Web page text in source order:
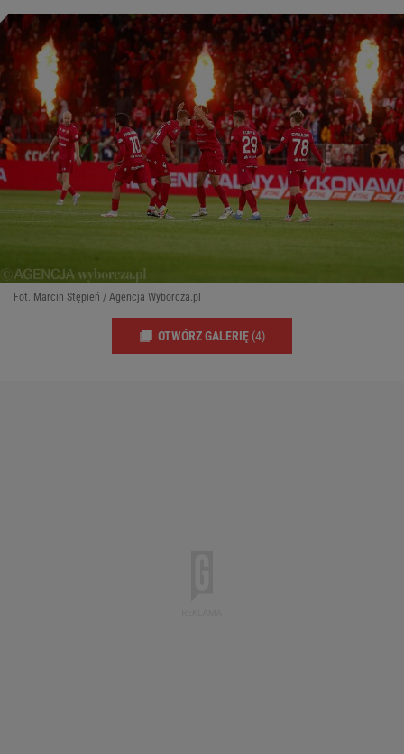
Fot. Marcin Stępień / Agencja Wyborcza.pl
OTWÓRZ GALERIĘ (4)